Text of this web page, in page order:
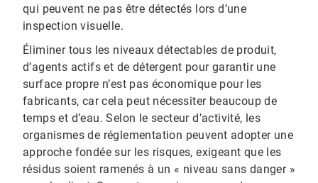
qui peuvent ne pas être détectés lors d’une
inspection visuelle.
Éliminer tous les niveaux détectables de produit,
d’agents actifs et de détergent pour garantir une
surface propre n’est pas économique pour les
fabricants, car cela peut nécessiter beaucoup de
temps et d’eau. Selon le secteur d’activité, les
organismes de réglementation peuvent adopter une
approche fondée sur les risques, exigeant que les
résidus soient ramenés à un « niveau sans danger »